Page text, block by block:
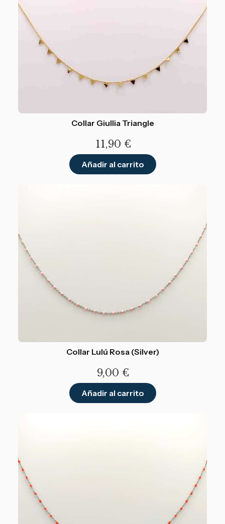
Collar Giullia Triangle
11,90 €
Añadir al carrito
Collar Lulú Rosa (Silver)
9,00 €
Añadir al carrito